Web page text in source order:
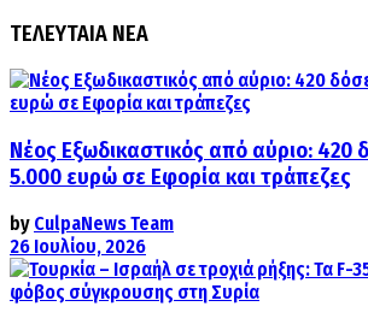
ΤΕΛΕΥΤΑΙΑ ΝΕΑ
Νέος Εξωδικαστικός από αύριο: 420
5.000 ευρώ σε Εφορία και τράπεζες
by CulpaNews Team
26 Ιουλίου, 2026